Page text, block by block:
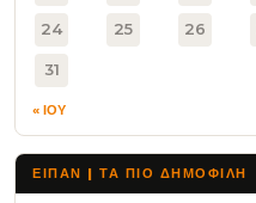
24 25 26
31
« ΙΟΥ
ΕΙΠΑΝ | ΤΑ ΠΙΟ ΔΗΜΟΦΙΛΉ